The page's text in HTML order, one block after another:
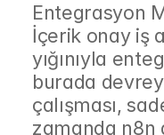
Entegrasyon
İçerik onay iş
yığınıyla
burada
çalışması,
zamanda n8n